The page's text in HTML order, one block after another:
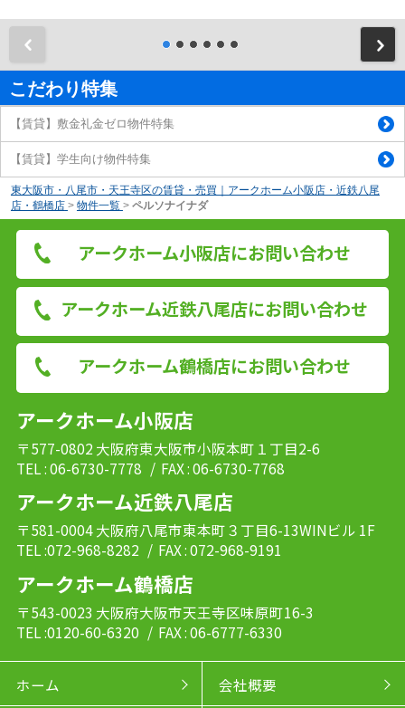
こだわり特集
【賃貸】敷金礼金ゼロ物件特集
【賃貸】学生向け物件特集
東大阪市・八尾市・天王寺区の賃貸・売買｜アークホーム小阪店・近鉄八尾
店・鶴橋店 > 物件一覧 > ペルソナイナダ
アークホーム小阪店にお問い合わせ
アークホーム近鉄八尾店にお問い合わせ
アークホーム鶴橋店にお問い合わせ
アークホーム小阪店
〒577-0802 大阪府東大阪市小阪本町１丁目2-6
TEL : 06-6730-7778 / FAX : 06-6730-7768
アークホーム近鉄八尾店
〒581-0004 大阪府八尾市東本町３丁目6-13WINビル 1F
TEL :072-968-8282 / FAX : 072-968-9191
アークホーム鶴橋店
〒543-0023 大阪府大阪市天王寺区味原町16-3
TEL :0120-60-6320 / FAX : 06-6777-6330
ホーム 会社概要